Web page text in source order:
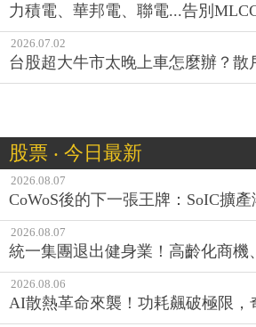
力積電、華邦電、聯電...告別
2026.07.02
台股超大牛市太晚上車怎麼辦？散
股票 ‧ 今日最新
2026.08.07
CoWoS後的下一張王牌：SoIC擴
2026.08.07
統一集團退出健身業！高齡化商機
2026.08.06
AI散熱革命來襲！功耗飆破極限